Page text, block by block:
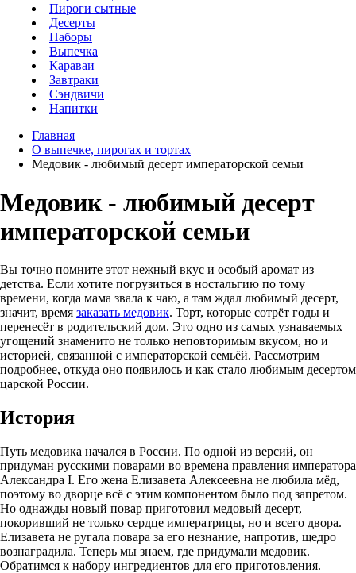
Пироги сытные
Десерты
Наборы
Выпечка
Караваи
Завтраки
Сэндвичи
Напитки
Главная
О выпечке, пирогах и тортах
Медовик - любимый десерт императорской семьи
Медовик - любимый десерт
императорской семьи
Вы точно помните этот нежный вкус и особый аромат из
детства. Если хотите погрузиться в ностальгию по тому
времени, когда мама звала к чаю, а там ждал любимый десерт,
значит, время заказать медовик. Торт, которые сотрёт годы и
перенесёт в родительский дом. Это одно из самых узнаваемых
угощений знаменито не только неповторимым вкусом, но и
историей, связанной с императорской семьёй. Рассмотрим
подробнее, откуда оно появилось и как стало любимым десертом
царской России.
История
Путь медовика начался в России. По одной из версий, он
придуман русскими поварами во времена правления императора
Александра I. Его жена Елизавета Алексеевна не любила мёд,
поэтому во дворце всё с этим компонентом было под запретом.
Но однажды новый повар приготовил медовый десерт,
покоривший не только сердце императрицы, но и всего двора.
Елизавета не ругала повара за его незнание, напротив, щедро
вознаградила. Теперь мы знаем, где придумали медовик.
Обратимся к набору ингредиентов для его приготовления.